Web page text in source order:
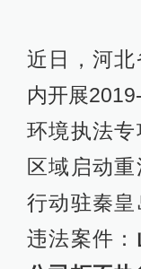
近日，河
内开展
环境执法
区域启动
行动驻秦
违法案件：